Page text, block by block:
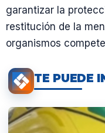
garantizar la
restitución de la
organismos
TE PUEDE